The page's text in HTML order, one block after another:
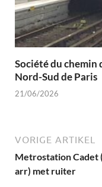
Société du
Nord-Sud de Paris
21/06/2026
VORIGE ARTIKEL
Metrostation Cadet
arr) met ruiter